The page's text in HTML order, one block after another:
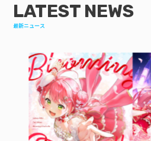
LATEST NEWS
最新ニュース